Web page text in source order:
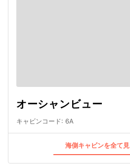
オーシャンビュー
キャビンコード: 6A
海側キャビンを全て